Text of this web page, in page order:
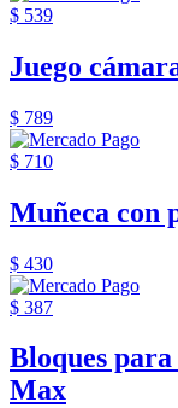
$ 539
Juego
$ 789
$ 710
Muñeca con
$ 430
$ 387
Bloques
Max